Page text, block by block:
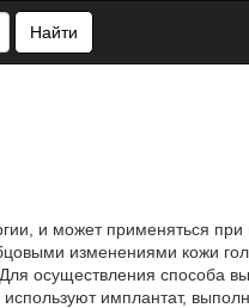
Найти
и может применяться
изменениями кожи
осуществления способа
имплантат,